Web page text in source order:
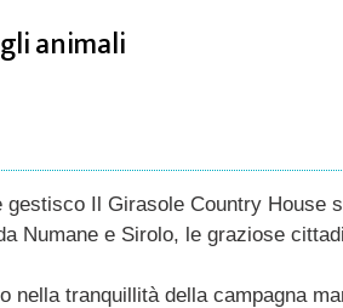
animali
gestisco Il Girasole Country House
Numane e Sirolo, le graziose
nella tranquillità della campagna